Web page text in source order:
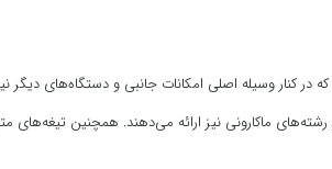
کنار وسیله اصلی امکانات جانبی و دستگاه‌های دیگر
ماکارونی نیز ارائه می‌دهند. همچنین تیغه‌های